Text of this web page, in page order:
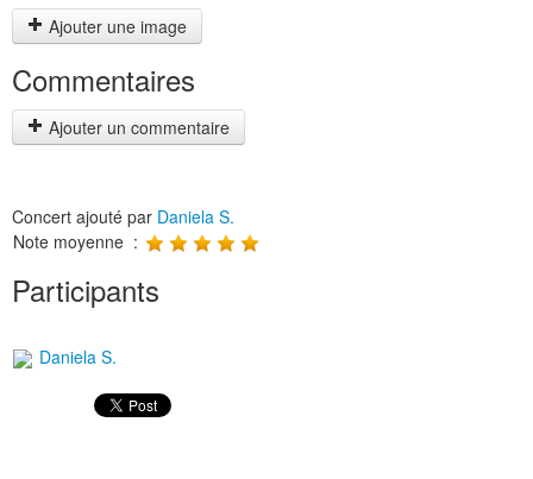
Ajouter une image
Commentaires
Ajouter un commentaire
Concert ajouté par Daniela S.
Note moyenne :
Participants
Daniela S.